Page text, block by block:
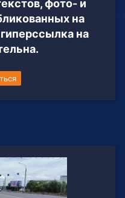
фото- и
на
на